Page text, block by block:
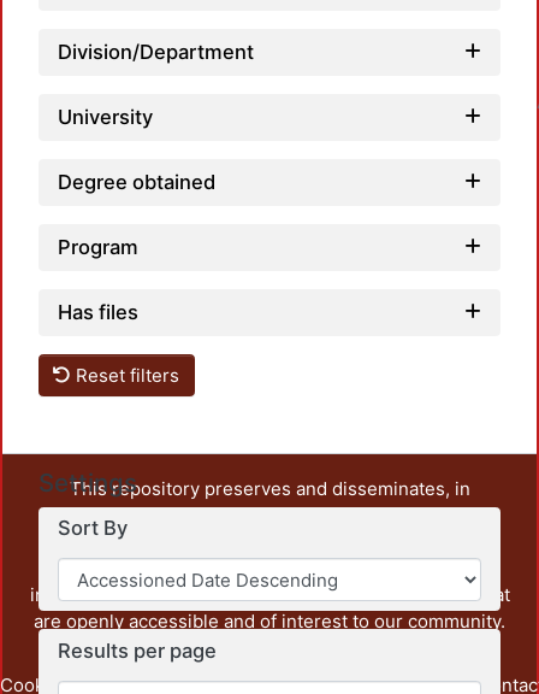
Division/Department
University
Degree obtained
Program
Has files
Reset filters
Settings
Sort By
Results per page
This repository preserves and disseminates, in
unrestricted open access, the teaching and research
output of UAM Azcapotzalco. It also includes some
administrative and graphic documents from the
institution, as well as content from other institutions that
are openly accessible and of interest to our community.
Cookie Privacy End User Send